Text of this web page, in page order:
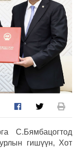
С.Бямбацогтод
гишүүн, Хот